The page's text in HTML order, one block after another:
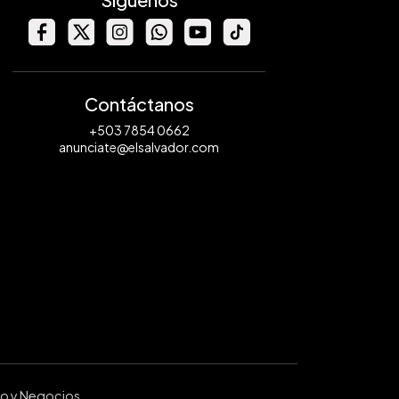
Contáctanos
+503 7854 0662
anunciate@elsalvador.com
y Negocios